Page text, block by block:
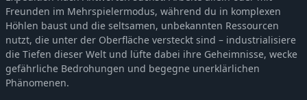
Freunden im Mehrspielermodus, während du in komplexen
Höhlen baust und die seltsamen, unbekannten Ressourcen
nutzt, die unter der Oberfläche versteckt sind – industrialisiere
die Tiefen dieser Welt und lüfte dabei ihre Geheimnisse, wecke
gefährliche Bedrohungen und begegne unerklärlichen
Phänomenen.